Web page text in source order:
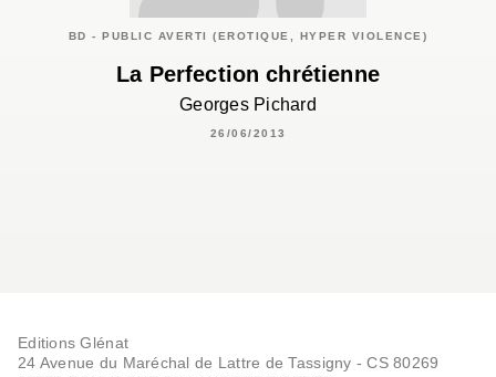
BD - PUBLIC AVERTI (EROTIQUE, HYPER VIOLENCE)
La Perfection chrétienne
Georges Pichard
26/06/2013
Editions Glénat
24 Avenue du Maréchal de Lattre de Tassigny - CS 80269